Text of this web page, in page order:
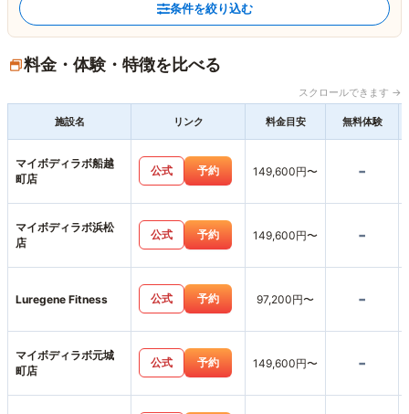
条件を絞り込む
料金・体験・特徴を比べる
スクロールできます →
施設名 リンク 料金目安 無料体験
マイボディラボ船越
町店
公式 予約 149,600円〜 -
マイボディラボ浜松
店
公式 予約 149,600円〜 -
Luregene Fitness 公式 予約 97,200円〜 -
マイボディラボ元城
町店
公式 予約 149,600円〜 -